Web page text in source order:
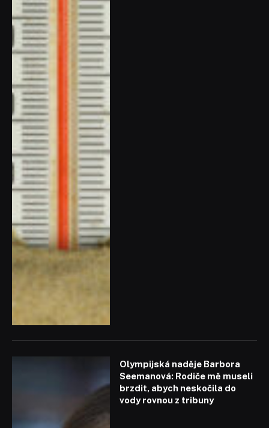
Olympijská naděje Barbora
Seemanová: Rodiče mě museli
brzdit, abych neskočila do
vody rovnou z tribuny